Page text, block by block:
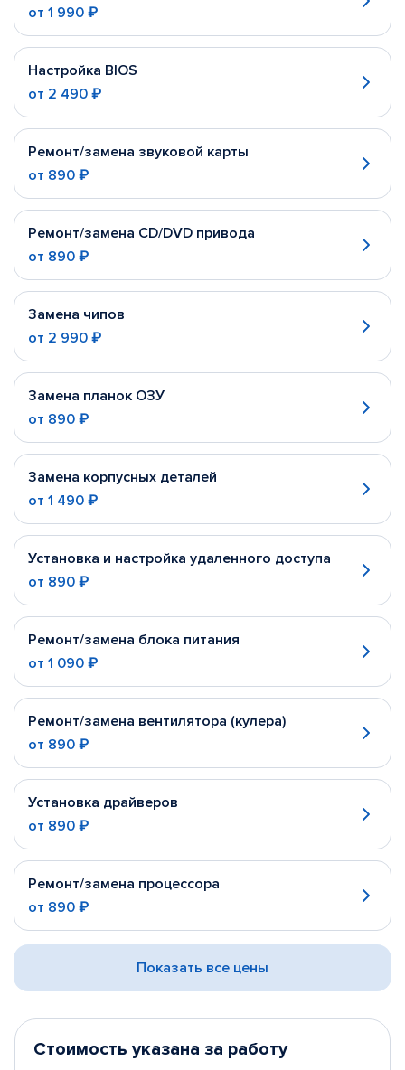
от 1 990 ₽
Настройка BIOS
от 2 490 ₽
Ремонт/замена звуковой карты
от 890 ₽
Ремонт/замена CD/DVD привода
от 890 ₽
Замена чипов
от 2 990 ₽
Замена планок ОЗУ
от 890 ₽
Замена корпусных деталей
от 1 490 ₽
Установка и настройка удаленного доступа
от 890 ₽
Ремонт/замена блока питания
от 1 090 ₽
Ремонт/замена вентилятора (кулера)
от 890 ₽
Установка драйверов
от 890 ₽
Ремонт/замена процессора
от 890 ₽
Показать все цены
Стоимость указана за работу